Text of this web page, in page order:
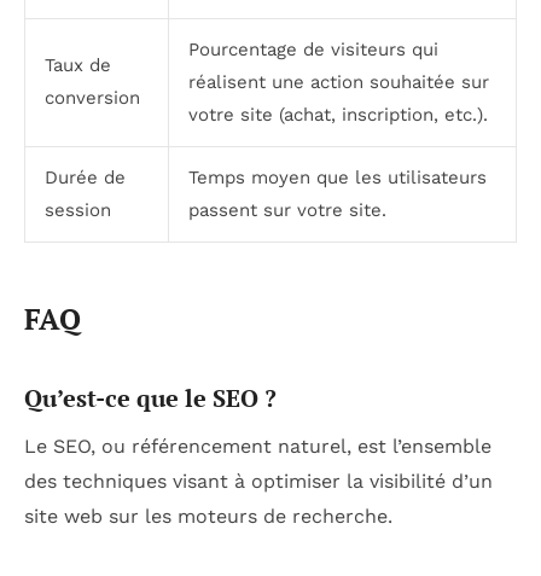
Taux de
conversion
Pourcentage de visiteurs qui
réalisent une action souhaitée sur
votre site (achat, inscription, etc.).
Durée de
session
Temps moyen que les utilisateurs
passent sur votre site.
FAQ
Qu’est-ce que le SEO ?
Le SEO, ou référencement naturel, est l’ensemble
des techniques visant à optimiser la visibilité d’un
site web sur les moteurs de recherche.